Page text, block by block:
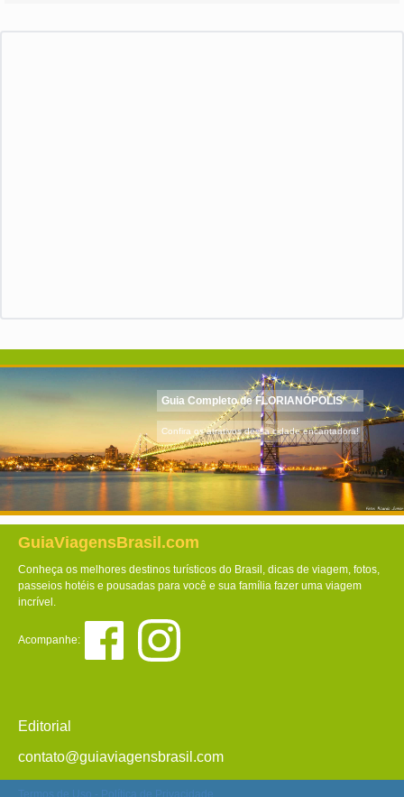
Guia Completo de FLORIANÓPOLIS
Confira os atrativos dessa cidade encantadora!
GuiaViagensBrasil.com
Conheça os melhores destinos turísticos do Brasil, dicas de viagem, fotos,
passeios hotéis e pousadas para você e sua família fazer uma viagem
incrível.
Acompanhe:
Editorial
contato@guiaviagensbrasil.com
Termos de Uso Política de Privacidade